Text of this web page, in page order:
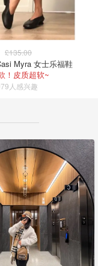
£135.00
Myra 女士乐福鞋
！皮质超软~
人感兴趣